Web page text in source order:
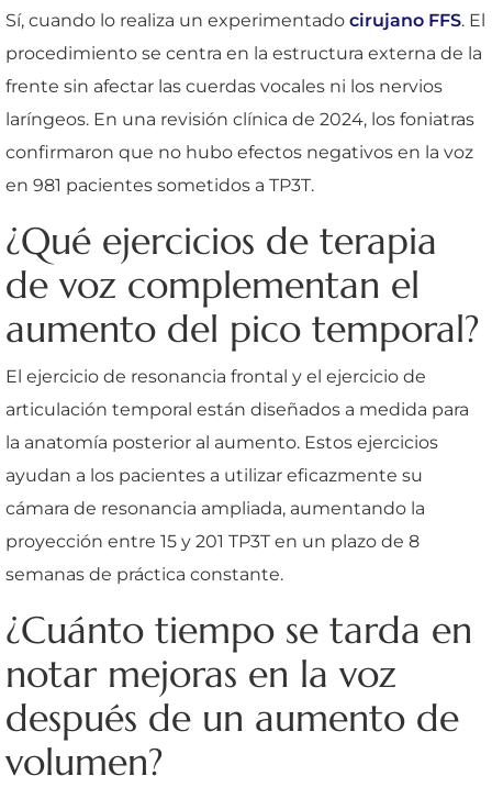
Sí, cuando lo realiza un experimentado cirujano FFS. El
procedimiento se centra en la estructura externa de la
frente sin afectar las cuerdas vocales ni los nervios
laríngeos. En una revisión clínica de 2024, los foniatras
confirmaron que no hubo efectos negativos en la voz
en 981 pacientes sometidos a TP3T.
¿Qué ejercicios de terapia
de voz complementan el
aumento del pico temporal?
El ejercicio de resonancia frontal y el ejercicio de
articulación temporal están diseñados a medida para
la anatomía posterior al aumento. Estos ejercicios
ayudan a los pacientes a utilizar eficazmente su
cámara de resonancia ampliada, aumentando la
proyección entre 15 y 201 TP3T en un plazo de 8
semanas de práctica constante.
¿Cuánto tiempo se tarda en
notar mejoras en la voz
después de un aumento de
volumen?